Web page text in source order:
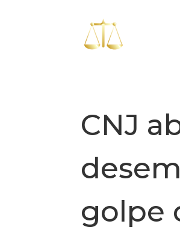
CNJ
golpe